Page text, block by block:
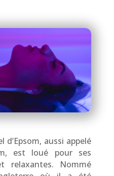
d’Epsom, aussi appelé
est loué pour ses
relaxantes. Nommé